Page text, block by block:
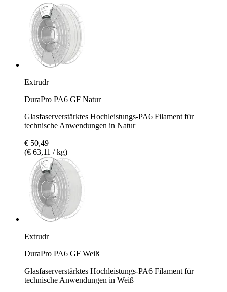
Extrudr
DuraPro PA6 GF Natur
Glasfaserverstärktes Hochleistungs-PA6 Filament für
technische Anwendungen in Natur
€ 50,49
(€ 63,11 / kg)
Extrudr
DuraPro PA6 GF Weiß
Glasfaserverstärktes Hochleistungs-PA6 Filament für
technische Anwendungen in Weiß